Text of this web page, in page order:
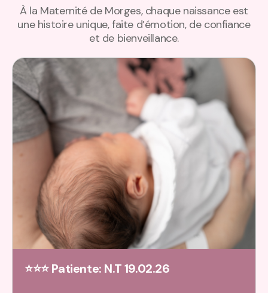
À la Maternité de Morges, chaque naissance est
une histoire unique, faite d’émotion, de confiance
et de bienveillance.
⭐⭐⭐ Patiente: N.T 19.02.26